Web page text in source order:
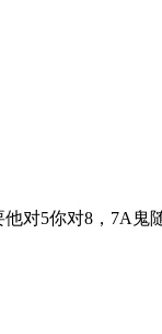
对5你对8，